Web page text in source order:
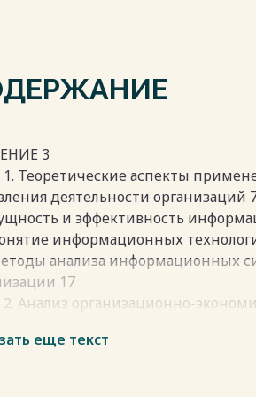
3
1. Теоретические аспекты
деятельности организаций
и эффективность
информационных
анализа информационных
17
2. Анализ организационно-
характеристика деятельности
еще текст